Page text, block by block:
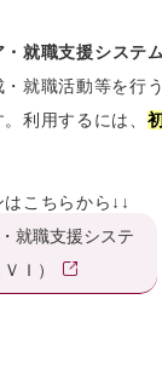
就職支援システム
就職活動等を行
利用するには、
こちらから↓↓
就職支援システ
Ｉ）